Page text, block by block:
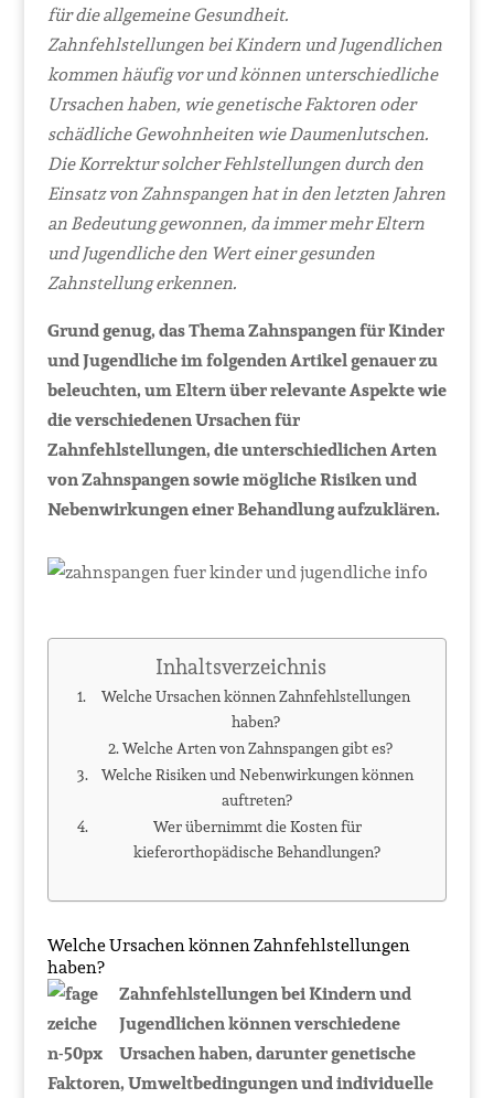
für die allgemeine Gesundheit.
Zahnfehlstellungen bei Kindern und Jugendlichen
kommen häufig vor und können unterschiedliche
Ursachen haben, wie genetische Faktoren oder
schädliche Gewohnheiten wie Daumenlutschen.
Die Korrektur solcher Fehlstellungen durch den
Einsatz von Zahnspangen hat in den letzten Jahren
an Bedeutung gewonnen, da immer mehr Eltern
und Jugendliche den Wert einer gesunden
Zahnstellung erkennen.
Grund genug, das Thema Zahnspangen für Kinder
und Jugendliche im folgenden Artikel genauer zu
beleuchten, um Eltern über relevante Aspekte wie
die verschiedenen Ursachen für
Zahnfehlstellungen, die unterschiedlichen Arten
von Zahnspangen sowie mögliche Risiken und
Nebenwirkungen einer Behandlung aufzuklären.
Inhaltsverzeichnis
Welche Ursachen können Zahnfehlstellungen
haben?
Welche Arten von Zahnspangen gibt es?
Welche Risiken und Nebenwirkungen können
auftreten?
Wer übernimmt die Kosten für
kieferorthopädische Behandlungen?
Welche Ursachen können Zahnfehlstellungen
haben?
Zahnfehlstellungen bei Kindern und
Jugendlichen können verschiedene
Ursachen haben, darunter genetische
Faktoren, Umweltbedingungen und individuelle